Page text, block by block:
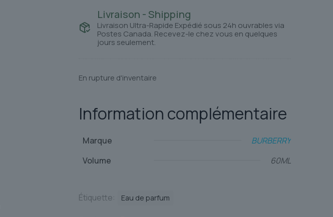
Livraison - Shipping
Livraison Ultra-Rapide Expédié sous 24h ouvrables via
Postes Canada. Recevez-le chez vous en quelques
jours seulement.
En rupture d'inventaire
Information complémentaire
Marque
BURBERRY
Volume
60ML
Étiquette: Eau de parfum